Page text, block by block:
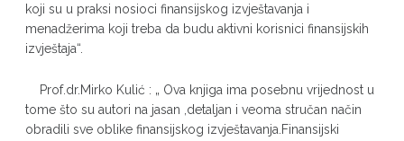
koji su u praksi nosioci finansijskog izvještavanja i
menadžerima koji treba da budu aktivni korisnici finansijskih
izvještaja“.
Prof.dr.Mirko Kulić : „ Ova knjiga ima posebnu vrijednost u
tome što su autori na jasan ,detaljan i veoma stručan način
obradili sve oblike finansijskog izvještavanja.Finansijski